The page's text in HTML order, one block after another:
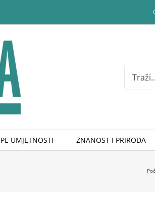
Search
for:
UMJETNOSTI ZNANOST I PRIRODA